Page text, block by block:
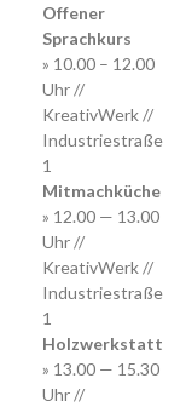
Offener
Sprachkurs
» 10.00 – 12.00
Uhr //
KreativWerk //
Industriestraße
1
Mitmachküche
» 12.00 — 13.00
Uhr //
KreativWerk //
Industriestraße
1
Holzwerkstatt
» 13.00 — 15.30
Uhr //